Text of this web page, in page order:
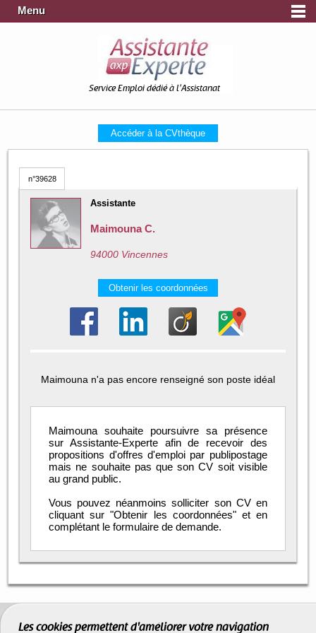
Menu
Service Emploi dédié à l'Assistanat
Accéder à la CVthèque
n°39628
Assistante
Maimouna C.
94000 Vincennes
Obtenir les coordonnées
Maimouna n'a pas encore renseigné son poste idéal
Maimouna souhaite poursuivre sa présence
sur Assistante-Experte afin de recevoir des
propositions d'offres d'emploi par publipostage
mais ne souhaite pas que son CV soit visible
au grand public.
Vous pouvez néanmoins solliciter son CV en
cliquant sur "Obtenir les coordonnées" et en
complétant le formulaire de demande.
Les cookies permettent d'améliorer votre navigation